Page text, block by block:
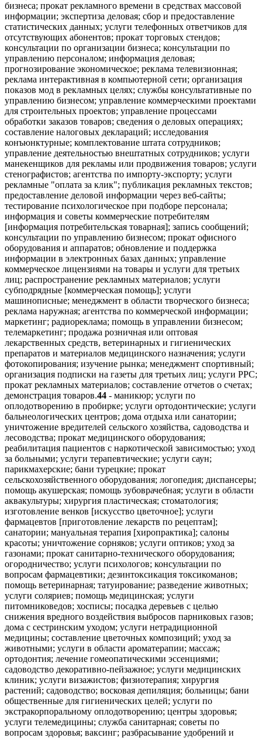
бизнеса; прокат рекламного времени в средствах массовой
информации; экспертиза деловая; сбор и предоставление
статистических данных; услуги телефонных ответчиков для
отсутствующих абонентов; прокат торговых стендов;
консультации по организации бизнеса; консультации по
управлению персоналом; информация деловая;
прогнозирование экономическое; реклама телевизионная;
реклама интерактивная в компьютерной сети; организация
показов мод в рекламных целях; службы консультативные по
управлению бизнесом; управление коммерческими проектами
для строительных проектов; управление процессами
обработки заказов товаров; сведения о деловых операциях;
составление налоговых деклараций; исследования
конъюнктурные; комплектование штата сотрудников;
управление деятельностью внештатных сотрудников; услуги
манекенщиков для рекламы или продвижения товаров; услуги
стенографистов; агентства по импорту-экспорту; услуги
рекламные "оплата за клик"; публикация рекламных текстов;
предоставление деловой информации через веб-сайты;
тестирование психологическое при подборе персонала;
информация и советы коммерческие потребителям
[информация потребительская товарная]; запись сообщений;
консультации по управлению бизнесом; прокат офисного
оборудования и аппаратов; обновление и поддержка
информации в электронных базах данных; управление
коммерческое лицензиями на товары и услуги для третьих
лиц; распространение рекламных материалов; услуги
субподрядные [коммерческая помощь]; услуги
машинописные; менеджмент в области творческого бизнеса;
реклама наружная; агентства по коммерческой информации;
маркетинг; радиореклама; помощь в управлении бизнесом;
телемаркетинг; продажа розничная или оптовая
лекарственных средств, ветеринарных и гигиенических
препаратов и материалов медицинского назначения; услуги
фотокопирования; изучение рынка; менеджмент спортивный;
организация подписки на газеты для третьих лиц; услуги PPC;
прокат рекламных материалов; составление отчетов о счетах;
демонстрация товаров.44 - маникюр; услуги по
оплодотворению в пробирке; услуги ортодонтические; услуги
бальнеологических центров; дома отдыха или санатории;
уничтожение вредителей сельского хозяйства, садоводства и
лесоводства; прокат медицинского оборудования;
реабилитация пациентов с наркотической зависимостью; уход
за больными; услуги терапевтические; услуги саун;
парикмахерские; бани турецкие; прокат
сельскохозяйственного оборудования; логопедия; диспансеры;
помощь акушерская; помощь зубоврачебная; услуги в области
аквакультуры; хирургия пластическая; стоматология;
изготовление венков [искусство цветочное]; услуги
фармацевтов [приготовление лекарств по рецептам];
санатории; мануальная терапия [хиропрактика]; салоны
красоты; уничтожение сорняков; услуги оптиков; уход за
газонами; прокат санитарно-технического оборудования;
огородничество; услуги психологов; консультации по
вопросам фармацевтики; дезинтоксикация токсикоманов;
помощь ветеринарная; татуирование; разведение животных;
услуги соляриев; помощь медицинская; услуги
питомниковедов; хосписы; посадка деревьев с целью
снижения вредного воздействия выбросов парниковых газов;
дома с сестринским уходом; услуги нетрадиционной
медицины; составление цветочных композиций; уход за
животными; услуги в области ароматерапии; массаж;
ортодонтия; лечение гомеопатическими эссенциями;
садоводство декоративно-пейзажное; услуги медицинских
клиник; услуги визажистов; физиотерапия; хирургия
растений; садоводство; восковая депиляция; больницы; бани
общественные для гигиенических целей; услуги по
экстракорпоральному оплодотворению; центры здоровья;
услуги телемедицины; служба санитарная; советы по
вопросам здоровья; ваксинг; разбрасывание удобрений и